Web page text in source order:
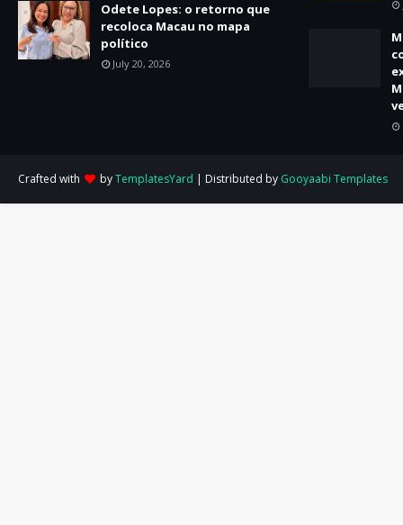
Odete Lopes: o retorno que
recoloca Macau no mapa
político
July 20, 2026
Crafted with byTemplatesYard | Distributed by Gooyaabi Templates